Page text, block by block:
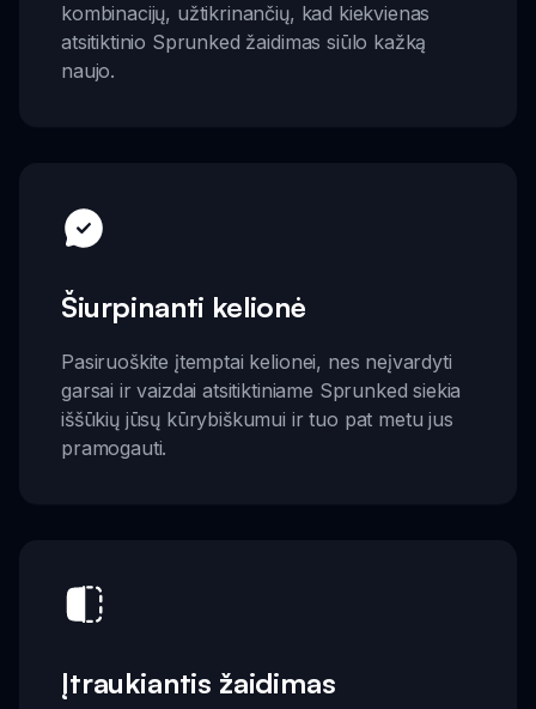
kombinacijų, užtikrinančių, kad kiekvienas
atsitiktinio Sprunked žaidimas siūlo kažką
naujo.
Šiurpinanti kelionė
Pasiruoškite įtemptai kelionei, nes neįvardyti
garsai ir vaizdai atsitiktiniame Sprunked siekia
iššūkių jūsų kūrybiškumui ir tuo pat metu jus
pramogauti.
Įtraukiantis žaidimas